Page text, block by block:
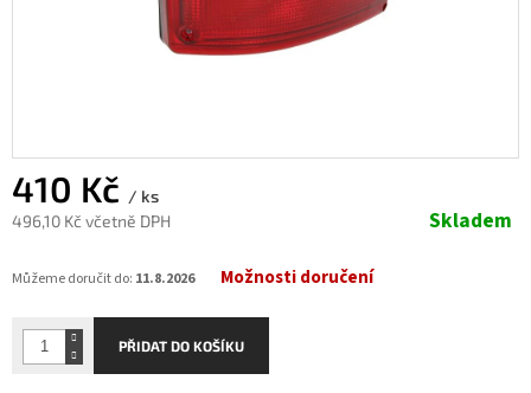
410 Kč / ks
496,10 Kč včetně DPH
cena:
Skladem
Můžeme doručit do: 11.8.2026 Možnosti doručení
PŘIDAT DO KOŠÍKU